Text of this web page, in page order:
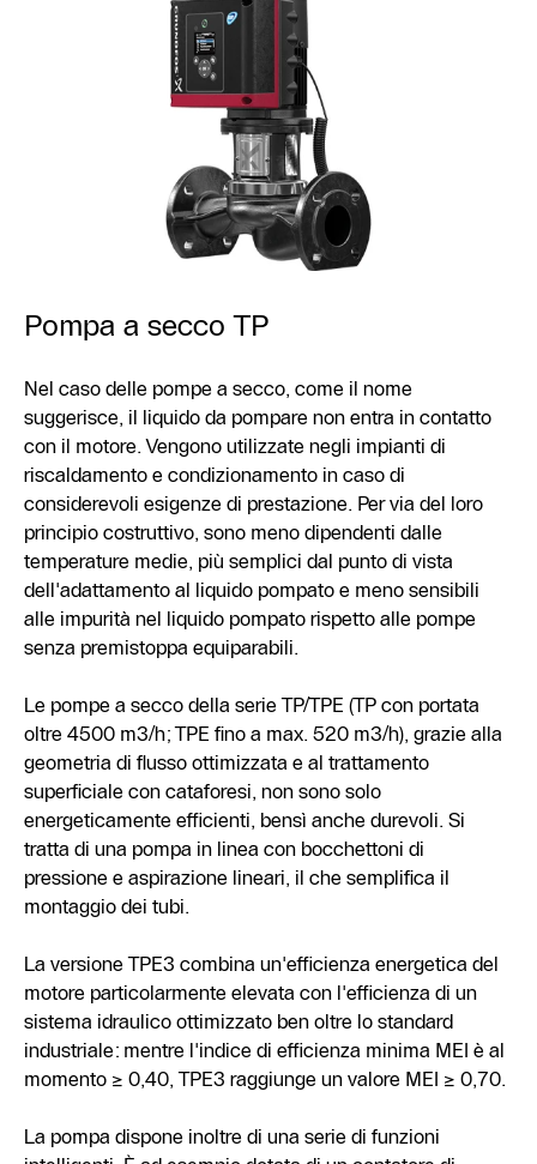
Pompa a secco TP
Nel caso delle pompe a secco, come il nome
suggerisce, il liquido da pompare non entra in contatto
con il motore. Vengono utilizzate negli impianti di
riscaldamento e condizionamento in caso di
considerevoli esigenze di prestazione. Per via del loro
principio costruttivo, sono meno dipendenti dalle
temperature medie, più semplici dal punto di vista
dell'adattamento al liquido pompato e meno sensibili
alle impurità nel liquido pompato rispetto alle pompe
senza premistoppa equiparabili.
Le pompe a secco della serie TP/TPE (TP con portata
oltre 4500 m3/h; TPE fino a max. 520 m3/h), grazie alla
geometria di flusso ottimizzata e al trattamento
superficiale con cataforesi, non sono solo
energeticamente efficienti, bensì anche durevoli. Si
tratta di una pompa in linea con bocchettoni di
pressione e aspirazione lineari, il che semplifica il
montaggio dei tubi.
La versione TPE3 combina un'efficienza energetica del
motore particolarmente elevata con l'efficienza di un
sistema idraulico ottimizzato ben oltre lo standard
industriale: mentre l'indice di efficienza minima MEI è al
momento ≥ 0,40, TPE3 raggiunge un valore MEI ≥ 0,70.
La pompa dispone inoltre di una serie di funzioni